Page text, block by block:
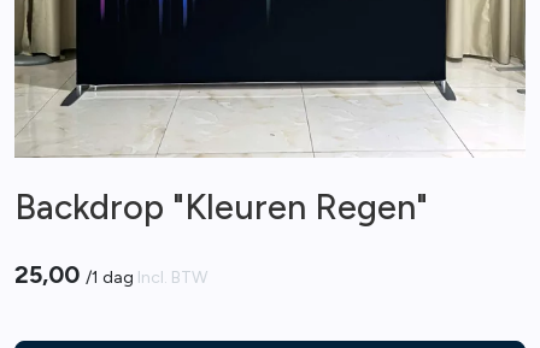
Backdrop "Kleuren Regen"
25,00 /1 dag Incl. BTW